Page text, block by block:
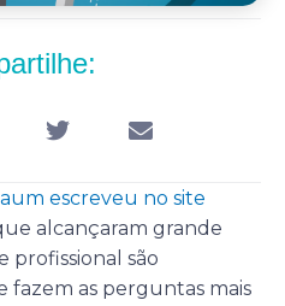
escreveu no site
alcançaram grande
profissional são
fazem as perguntas mais